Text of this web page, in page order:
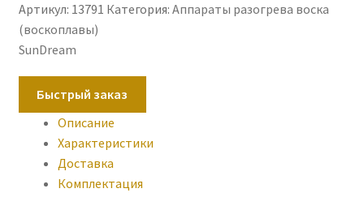
8434
Артикул: 13791 Категория: Аппараты разогрева воска
(воскоплавы)
SunDream
Быстрый заказ
Описание
Характеристики
Доставка
Комплектация